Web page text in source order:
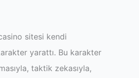
sitesi kendi
yarattı. Bu karakter
taktik zekasıyla,